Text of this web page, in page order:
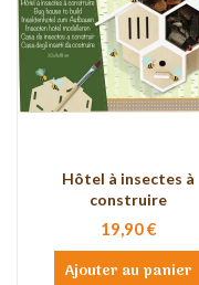
Hôtel à insectes à
construire
19,90 €
Ajouter au panier